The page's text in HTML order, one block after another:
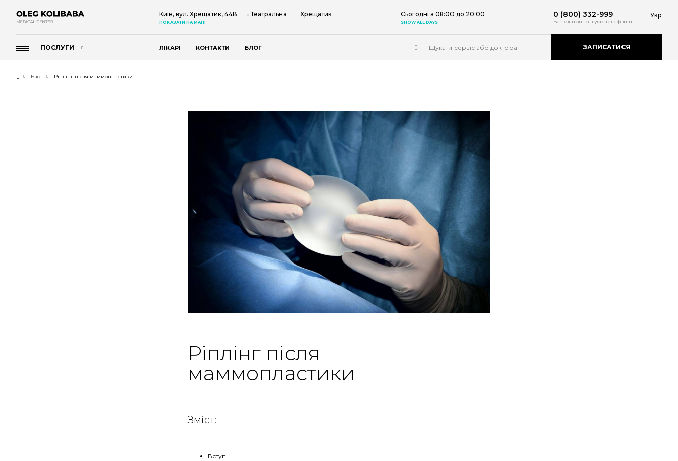
Київ, вул. Хрещатик, 44В
ПОКАЗАТИ НА МАПІ
Театральна Хрещатик Сьогодні з 08:00 до 20:00
SHOW ALL DAYS
0 (800) 332-999
Безкоштовно з усіх телефонів
Укр
ПОСЛУГИ ЛІКАРІ КОНТАКТИ БЛОГ ЗАПИСАТИСЯ
Блог Ріплінг після маммопластики
Ріплінг після
маммопластики
Зміст:
Вступ